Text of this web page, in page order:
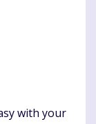
with your